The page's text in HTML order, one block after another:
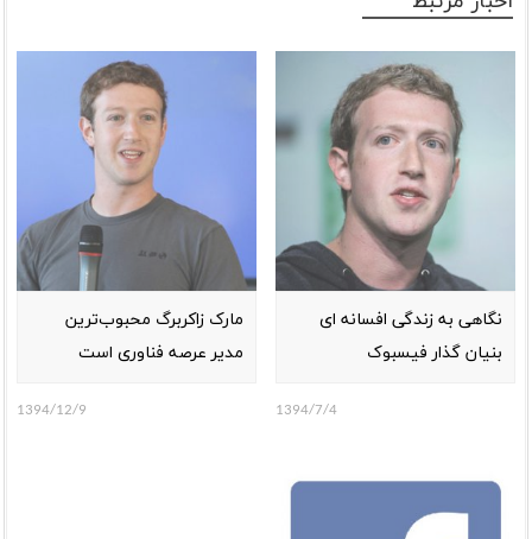
نگاهی به زندگی افسانه ای
بنیان گذار فیسبوک
1394/7/4
مارک زاکربرگ محبوب‌ترین
مدیر عرصه فناوری است
1394/12/9